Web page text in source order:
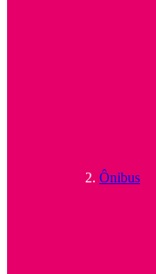
Ônibus